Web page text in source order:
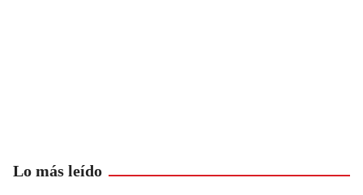
Lo más leído